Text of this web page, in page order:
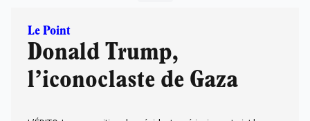
Le Point
Donald Trump,
l’iconoclaste de Gaza